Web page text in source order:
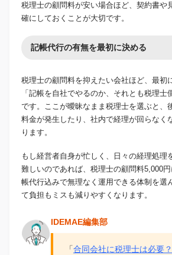
税理士の顧問料が安い場合ほど、契約書や
確にしておくことが大切です。
記帳代行の有無を最初に決める
税理士の顧問料を抑えたい会社ほど、最初
「記帳を自社でやるのか、それとも税理士
です。ここが曖昧なまま税理士を選ぶと、
料金が発生したり、社内で経理が回らなく
ります。
もし経営者自身が忙しく、日々の経理処理
難しいのであれば、税理士の顧問料5,000
帳代行込みで無理なく運用できる体制を選
て負担もミスも減りやすくなります。
IDEMAE編集部
「合同会社に税理士は必要